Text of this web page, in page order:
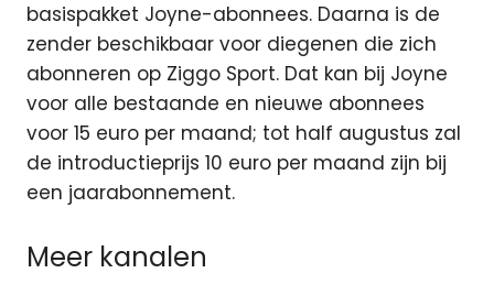
basispakket Joyne-abonnees. Daarna is de
zender beschikbaar voor diegenen die zich
abonneren op Ziggo Sport. Dat kan bij Joyne
voor alle bestaande en nieuwe abonnees
voor 15 euro per maand; tot half augustus zal
de introductieprijs 10 euro per maand zijn bij
een jaarabonnement.
Meer kanalen